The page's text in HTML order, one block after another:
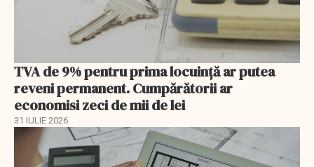
TVA de 9% pentru prima locuință ar putea
reveni permanent. Cumpărătorii ar
economisi zeci de mii de lei
31 IULIE 2026